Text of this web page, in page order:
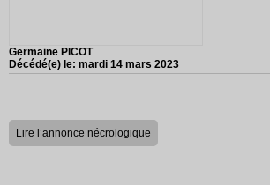
Germaine PICOT
Décédé(e) le: mardi 14 mars 2023
Lire l’annonce nécrologique